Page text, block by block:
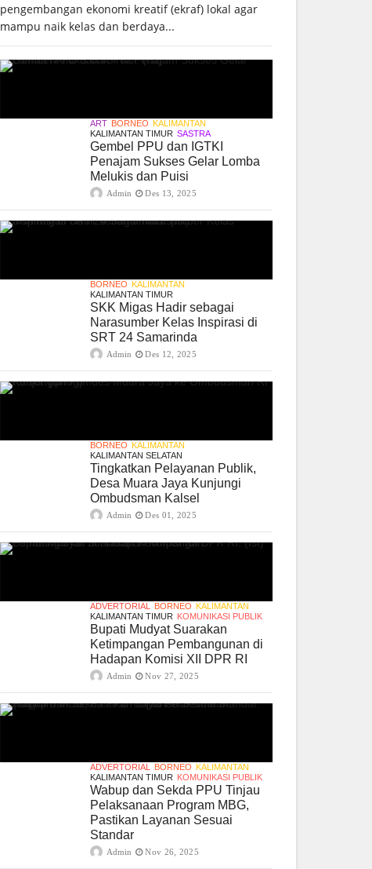
pengembangan ekonomi kreatif (ekraf) lokal agar
mampu naik kelas dan berdaya...
ART BORNEO KALIMANTAN
KALIMANTAN TIMUR SASTRA
Gembel PPU dan IGTKI
Penajam Sukses Gelar Lomba
Melukis dan Puisi
Admin Des 13, 2025
BORNEO KALIMANTAN
KALIMANTAN TIMUR
SKK Migas Hadir sebagai
Narasumber Kelas Inspirasi di
SRT 24 Samarinda
Admin Des 12, 2025
BORNEO KALIMANTAN
KALIMANTAN SELATAN
Tingkatkan Pelayanan Publik,
Desa Muara Jaya Kunjungi
Ombudsman Kalsel
Admin Des 01, 2025
ADVERTORIAL BORNEO KALIMANTAN
KALIMANTAN TIMUR KOMUNIKASI PUBLIK
Bupati Mudyat Suarakan
Ketimpangan Pembangunan di
Hadapan Komisi XII DPR RI
Admin Nov 27, 2025
ADVERTORIAL BORNEO KALIMANTAN
KALIMANTAN TIMUR KOMUNIKASI PUBLIK
Wabup dan Sekda PPU Tinjau
Pelaksanaan Program MBG,
Pastikan Layanan Sesuai
Standar
Admin Nov 26, 2025